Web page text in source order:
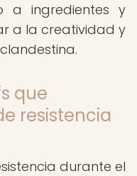
a ingredientes y
a la creatividad y
que
resistencia
durante el